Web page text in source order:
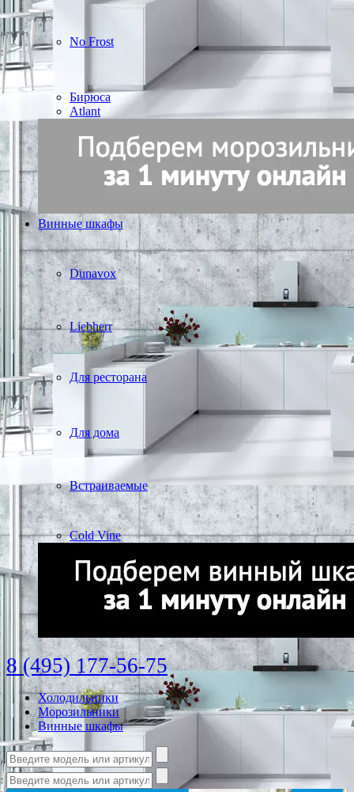
No Frost
Бирюса
Atlant
Винные шкафы
Dunavox
Liebherr
Для ресторана
Для дома
Встраиваемые
Cold Vine
8 (495) 177-56-75
Холодильники
Морозильники
Винные шкафы